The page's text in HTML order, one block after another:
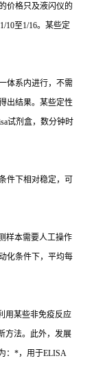
价格只及液闪仪的
1/10至1/16。某些定
体系内进行，不需
出结果。某些定性
试剂盒，数分钟时
件下相对稳定，可
样本需要人工操作
化条件下，平均每
用某些非免疫反应
方法。此外，发展
： *，用于ELISA